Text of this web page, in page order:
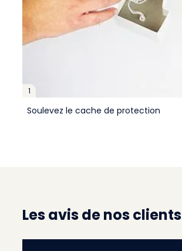
1
Soulevez le cache de protection
Les avis de nos clients